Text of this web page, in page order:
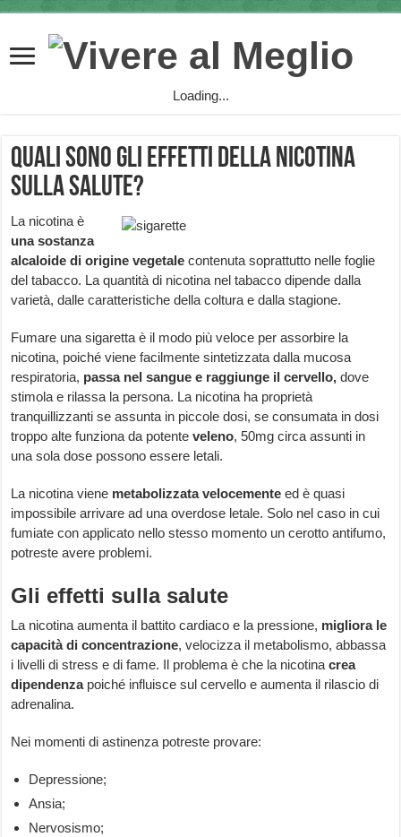
Loading...
Quali sono gli effetti della nicotina
sulla salute?
La nicotina è
una sostanza
alcaloide di origine vegetale contenuta soprattutto nelle foglie
del tabacco. La quantità di nicotina nel tabacco dipende dalla
varietà, dalle caratteristiche della coltura e dalla stagione.
Fumare una sigaretta è il modo più veloce per assorbire la
nicotina, poiché viene facilmente sintetizzata dalla mucosa
respiratoria, passa nel sangue e raggiunge il cervello, dove
stimola e rilassa la persona. La nicotina ha proprietà
tranquillizzanti se assunta in piccole dosi, se consumata in dosi
troppo alte funziona da potenteveleno, 50mg circa assunti in
una sola dose possono essere letali.
La nicotina viene metabolizzata velocemente ed è quasi
impossibile arrivare ad una overdose letale. Solo nel caso in cui
fumiate con applicato nello stesso momento un cerotto antifumo,
potreste avere problemi.
Gli effetti sulla salute
La nicotina aumenta il battito cardiaco e la pressione, migliora le
capacità di concentrazione, velocizza il metabolismo, abbassa
i livelli di stress e di fame. Il problema è che la nicotinacrea
dipendenzapoiché influisce sul cervello e aumenta il rilascio di
adrenalina.
Nei momenti di astinenza potreste provare:
Depressione;
Ansia;
Nervosismo;